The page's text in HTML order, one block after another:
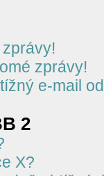
zprávy!
e-mail
2
X?